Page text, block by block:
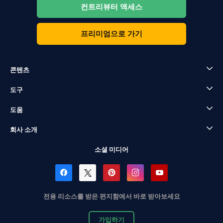
컨트리뷰터 액세스
프리미엄으로 가기
콘텐츠
도구
도움
회사 소개
소셜 미디어
전용 리소스를 받은 편지함에서 바로 받아보세요
가입하기